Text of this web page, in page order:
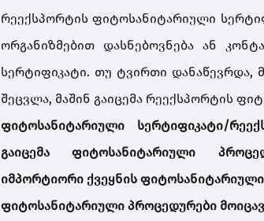
რეექსპორტის ფიტოსანიტარიული
ორგანიზმებით დასნებოვნება ან
სერტიფიკატი. თუ ტვირთი დანაწევრდა,
შეცვლა, მაშინ გაიცემა რეექსპორტის
ფიტოსანიტარიული სერტიფიკატი/
გაიცემა ფიტოსანიტარიული
იმპორტიორი ქვეყნის
ფიტოსანიტარიული პროცედურები